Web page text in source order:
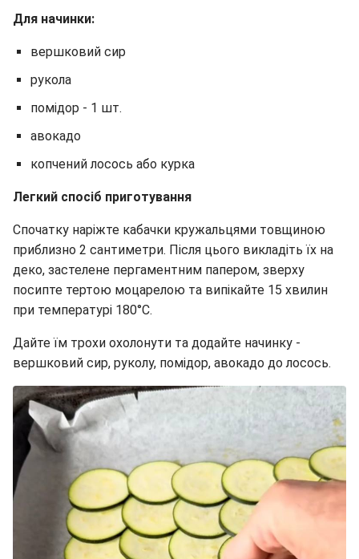
Для начинки:
вершковий сир
рукола
помідор - 1 шт.
авокадо
копчений лосось або курка
Легкий спосіб приготування
Спочатку наріжте кабачки кружальцями товщиною
приблизно 2 сантиметри. Після цього викладіть їх на
деко, застелене пергаментним папером, зверху
посипте тертою моцарелою та випікайте 15 хвилин
при температурі 180°C.
Дайте їм трохи охолонути та додайте начинку -
вершковий сир, руколу, помідор, авокадо до лосось.